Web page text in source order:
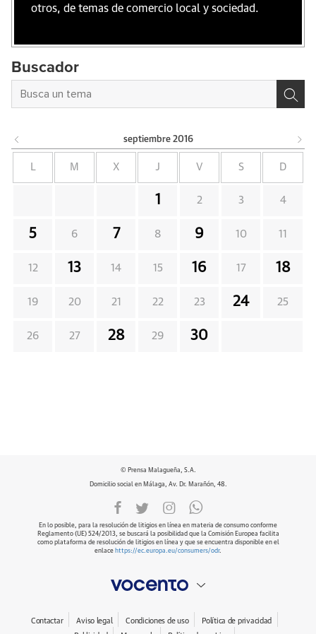
otros, de temas de comercio local y sociedad.
Buscador
septiembre 2016
M X J V S D
1 2 3 4
5 6 7 8 9 10 11
12 13 14 15 16 17 18
19 20 21 22 23 24 25
26 27 28 29 30
© Prensa Malagueña, S.A.
Domicilio social en Málaga, Av. Dr. Marañón, 48.
En lo posible, para la resolución de litigios en línea en materia de consumo conforme
Reglamento (UE) 524/2013, se buscará la posibilidad que la Comisión Europea facilita
como plataforma de resolución de litigios en línea y que se encuentra disponible en el
enlace https://ec.europa.eu/consumers/odr.
Contactar Aviso legal Condiciones de uso
Política de privacidad